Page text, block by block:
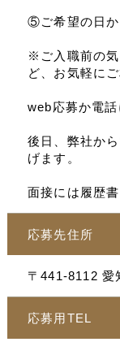
⑤ご希望の日か
※ご入職前の
ど、お気軽に
web応募か電話
後日、弊社か
げます。
面接には履歴
応募先住所
〒441-8112 愛
応募用TEL